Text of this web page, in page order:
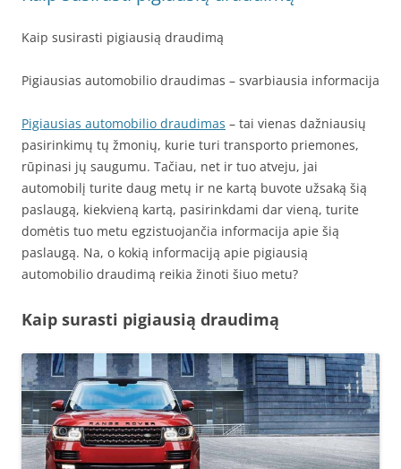
Kaip susirasti pigiausią draudimą
Pigiausias automobilio draudimas – svarbiausia informacija
Pigiausias automobilio draudimas – tai vienas dažniausių
pasirinkimų tų žmonių, kurie turi transporto priemones,
rūpinasi jų saugumu. Tačiau, net ir tuo atveju, jai
automobilį turite daug metų ir ne kartą buvote užsaką šią
paslaugą, kiekvieną kartą, pasirinkdami dar vieną, turite
domėtis tuo metu egzistuojančia informacija apie šią
paslaugą. Na, o kokią informaciją apie pigiausią
automobilio draudimą reikia žinoti šiuo metu?
Kaip surasti pigiausią draudimą